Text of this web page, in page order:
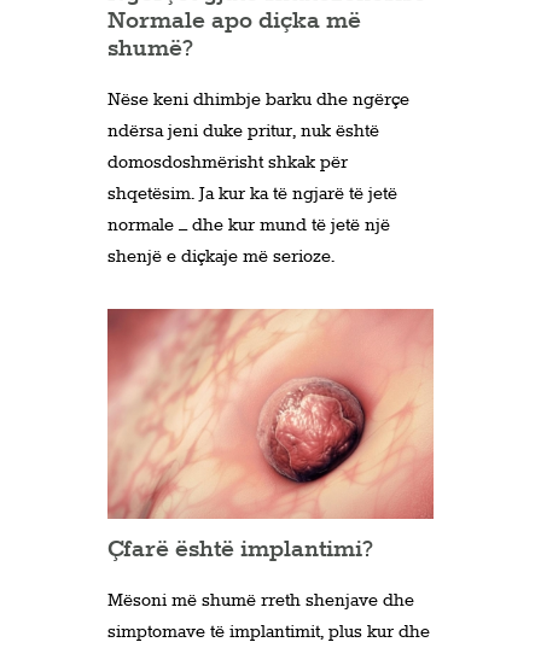
Normale apo diçka më
shumë?
Nëse keni dhimbje barku dhe ngërçe
ndërsa jeni duke pritur, nuk është
domosdoshmërisht shkak për
shqetësim. Ja kur ka të ngjarë të jetë
normale – dhe kur mund të jetë një
shenjë e diçkaje më serioze.
Çfarë është implantimi?
Mësoni më shumë rreth shenjave dhe
simptomave të implantimit, plus kur dhe